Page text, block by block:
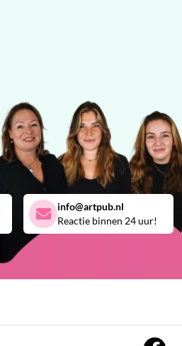
info@artpub.nl
Reactie binnen 24 uur!